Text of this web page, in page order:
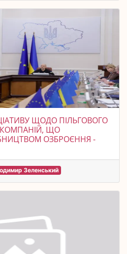
ЩОДО ПІЛЬГОВОГО
ЩО
ОЗБРОЄННЯ -
Зеленський